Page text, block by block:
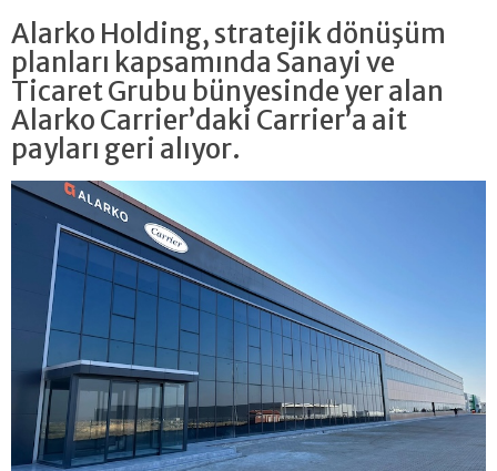
Alarko Holding, stratejik dönüşüm
planları kapsamında Sanayi ve
Ticaret Grubu bünyesinde yer alan
Alarko Carrier’daki Carrier’a ait
payları geri alıyor.